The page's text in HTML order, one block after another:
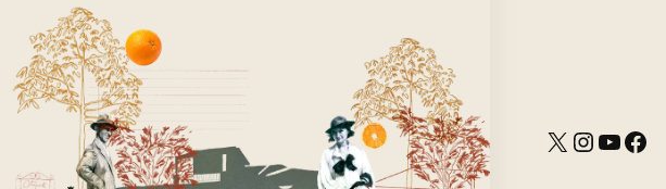
X Instagram YouTube Facebook